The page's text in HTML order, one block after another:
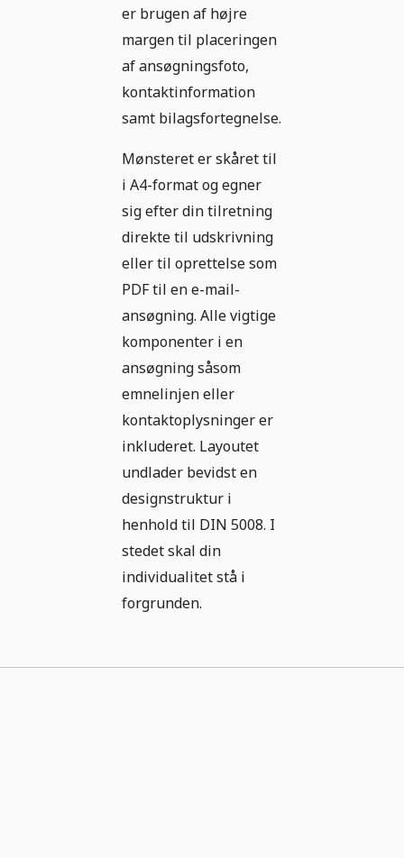
er brugen af højre
margen til placeringen
af ansøgningsfoto,
kontaktinformation
samt bilagsfortegnelse.
Mønsteret er skåret til
i A4-format og egner
sig efter din tilretning
direkte til udskrivning
eller til oprettelse som
PDF til en e-mail-
ansøgning. Alle vigtige
komponenter i en
ansøgning såsom
emnelinjen eller
kontaktoplysninger er
inkluderet. Layoutet
undlader bevidst en
designstruktur i
henhold til DIN 5008. I
stedet skal din
individualitet stå i
forgrunden.